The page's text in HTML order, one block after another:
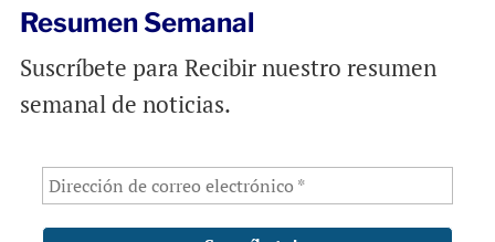
Resumen Semanal
Suscríbete para Recibir nuestro resumen
semanal de noticias.